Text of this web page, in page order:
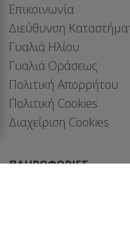
Επικοινωνία
Διεύθυνση
Γυαλιά Ηλίου
Γυαλιά Οράσεως
Πολιτική Απορρήτου
Πολιτική Cookies
Διαχείριση Cookies
ΠΛΗΡΟΦΟΡΊΕΣ